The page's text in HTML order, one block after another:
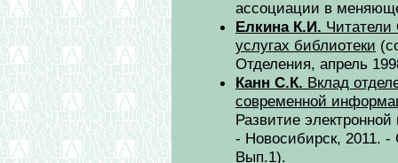
ассоциации в
Елкина К.И.
услугах библиотеки
Отделения, апрель
Канн С.К. Вклад
современной
Развитие
- Новосибирск, 2011.
Вып.1).